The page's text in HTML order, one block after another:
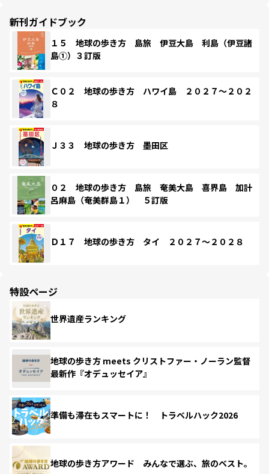
新刊ガイドブック
１５ 地球の歩き方 島旅 伊豆大島 利島（伊豆諸
島①）３訂版
Ｃ０２ 地球の歩き方 ハワイ島 ２０２７～２０２
８
Ｊ３３ 地球の歩き方 墨田区
０２ 地球の歩き方 島旅 奄美大島 喜界島 加計
呂麻島（奄美群島１） ５訂版
Ｄ１７ 地球の歩き方 タイ ２０２７～２０２８
特設ページ
世界遺産ランキング
地球の歩き方 meets クリストファー・ノーラン監督
最新作『オデュッセイア』
準備も滞在もスマートに！ トラベルハック2026
地球の歩き方アワード みんなで選ぶ、旅のベスト。